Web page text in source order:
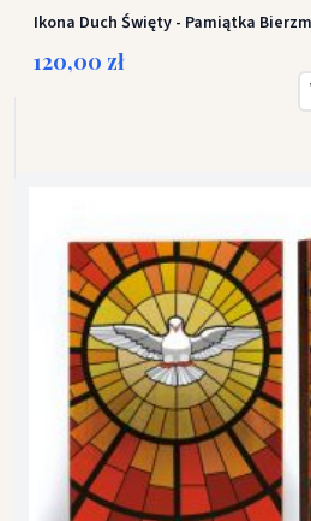
Ikona Duch Święty - Pamiątka
120,00 zł